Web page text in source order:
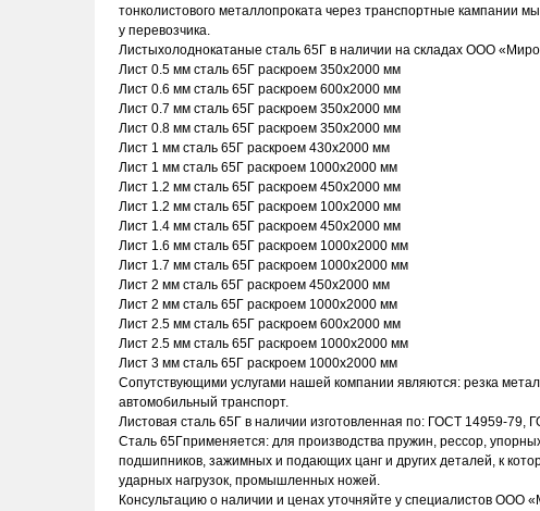
тонколистового металлопроката через транспортные кампании
у перевозчика.
Листыхолоднокатаные сталь 65Г в наличии на складах ООО
Лист 0.5 мм сталь 65Г раскроем 350х2000 мм
Лист 0.6 мм сталь 65Г раскроем 600х2000 мм
Лист 0.7 мм сталь 65Г раскроем 350х2000 мм
Лист 0.8 мм сталь 65Г раскроем 350х2000 мм
Лист 1 мм сталь 65Г раскроем 430х2000 мм
Лист 1 мм сталь 65Г раскроем 1000х2000 мм
Лист 1.2 мм сталь 65Г раскроем 450х2000 мм
Лист 1.2 мм сталь 65Г раскроем 100х2000 мм
Лист 1.4 мм сталь 65Г раскроем 450х2000 мм
Лист 1.6 мм сталь 65Г раскроем 1000х2000 мм
Лист 1.7 мм сталь 65Г раскроем 1000х2000 мм
Лист 2 мм сталь 65Г раскроем 450х2000 мм
Лист 2 мм сталь 65Г раскроем 1000х2000 мм
Лист 2.5 мм сталь 65Г раскроем 600х2000 мм
Лист 2.5 мм сталь 65Г раскроем 1000х2000 мм
Лист 3 мм сталь 65Г раскроем 1000х2000 мм
Сопутствующими услугами нашей компании являются: резка
автомобильный транспорт.
Листовая сталь 65Г в наличии изготовленная по: ГОСТ 14959-79,
Сталь 65Гприменяется: для производства пружин, рессор,
подшипников, зажимных и подающих цанг и других деталей, к
ударных нагрузок, промышленных ножей.
Консультацию о наличии и ценах уточняйте у специалистов